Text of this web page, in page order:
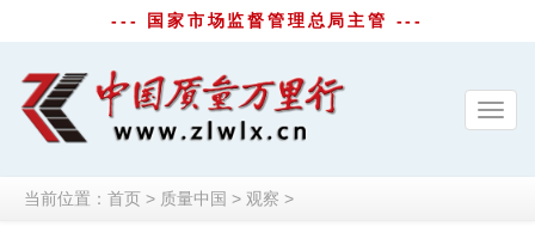
--- 国家市场监督管理总局主管 ---
当前位置： 首页 > 质量中国 > 观察 >